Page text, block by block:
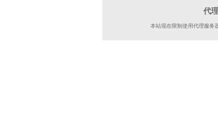
代
本站现在限制使用代理服务